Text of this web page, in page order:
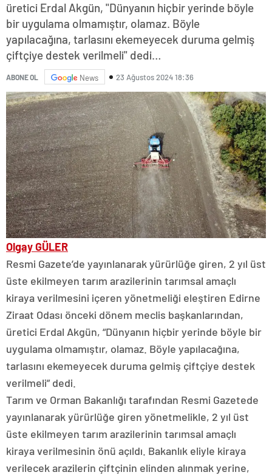
üretici Erdal Akgün, "Dünyanın hiçbir yerinde böyle
bir uygulama olmamıştır, olamaz. Böyle
yapılacağına, tarlasını ekemeyecek duruma gelmiş
çiftçiye destek verilmeli" dedi…
ABONE OL News 23 Ağustos 2024 18:36
Olgay GÜLER
Resmi Gazete’de yayınlanarak yürürlüğe giren, 2 yıl üst
üste ekilmeyen tarım arazilerinin tarımsal amaçlı
kiraya verilmesini içeren yönetmeliği eleştiren Edirne
Ziraat Odası önceki dönem meclis başkanlarından,
üretici Erdal Akgün, “Dünyanın hiçbir yerinde böyle bir
uygulama olmamıştır, olamaz. Böyle yapılacağına,
tarlasını ekemeyecek duruma gelmiş çiftçiye destek
verilmeli” dedi.
Tarım ve Orman Bakanlığı tarafından Resmi Gazetede
yayınlanarak yürürlüğe giren yönetmelikle, 2 yıl üst
üste ekilmeyen tarım arazilerinin tarımsal amaçlı
kiraya verilmesinin önü açıldı. Bakanlık eliyle kiraya
verilecek arazilerin çiftçinin elinden alınmak yerine,